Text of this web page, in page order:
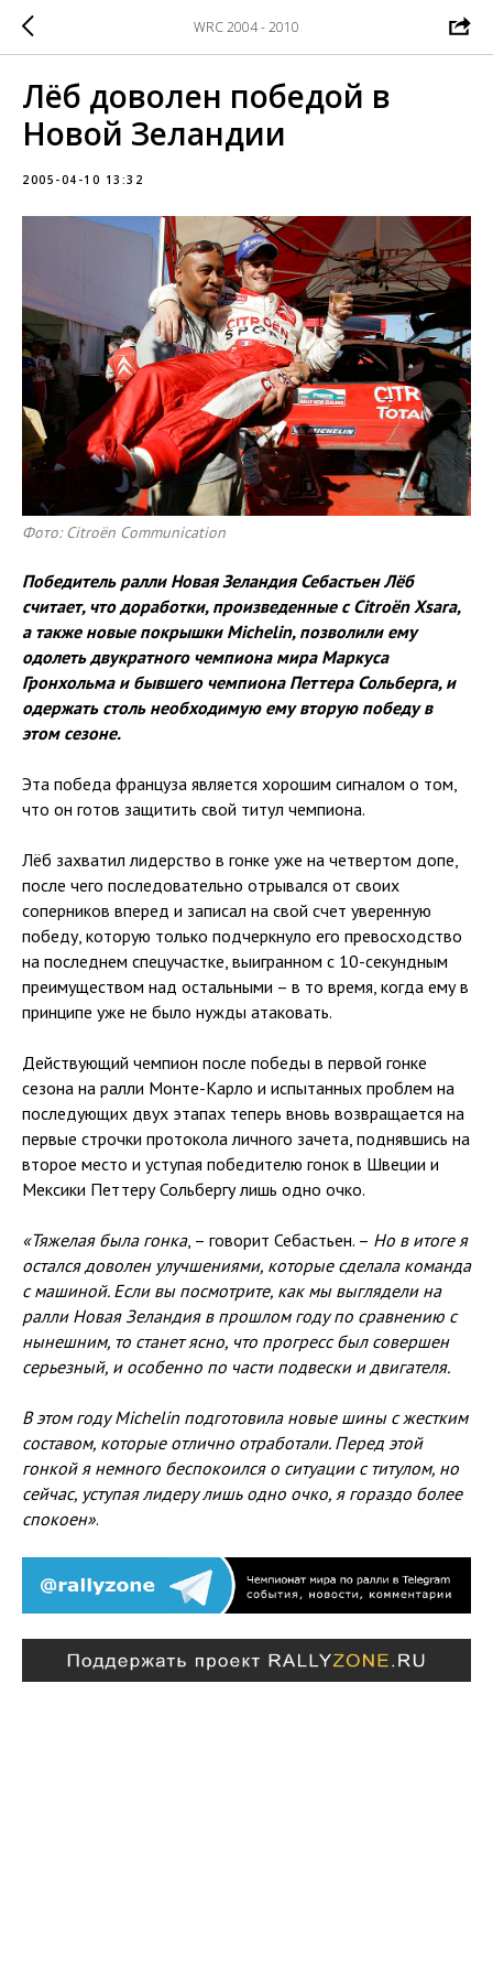
WRC 2004 - 2010
Лёб доволен победой в
Новой Зеландии
2005-04-10 13:32
Фото: Citroën Communication
Победитель ралли Новая Зеландия Себастьен Лёб
считает, что доработки, произведенные с Citroën Xsara,
а также новые покрышки Michelin, позволили ему
одолеть двукратного чемпиона мира Маркуса
Гронхольма и бывшего чемпиона Петтера Сольберга, и
одержать столь необходимую ему вторую победу в
этом сезоне.
Эта победа француза является хорошим сигналом о том,
что он готов защитить свой титул чемпиона.
Лёб захватил лидерство в гонке уже на четвертом допе,
после чего последовательно отрывался от своих
соперников вперед и записал на свой счет уверенную
победу, которую только подчеркнуло его превосходство
на последнем спецучастке, выигранном с 10-секундным
преимуществом над остальными – в то время, когда ему в
принципе уже не было нужды атаковать.
Действующий чемпион после победы в первой гонке
сезона на ралли Монте-Карло и испытанных проблем на
последующих двух этапах теперь вновь возвращается на
первые строчки протокола личного зачета, поднявшись на
второе место и уступая победителю гонок в Швеции и
Мексики Петтеру Сольбергу лишь одно очко.
«Тяжелая была гонка, – говорит Себастьен. – Но в итоге я
остался доволен улучшениями, которые сделала команда
с машиной. Если вы посмотрите, как мы выглядели на
ралли Новая Зеландия в прошлом году по сравнению с
нынешним, то станет ясно, что прогресс был совершен
серьезный, и особенно по части подвески и двигателя.
В этом году Michelin подготовила новые шины с жестким
составом, которые отлично отработали. Перед этой
гонкой я немного беспокоился о ситуации с титулом, но
сейчас, уступая лидеру лишь одно очко, я гораздо более
спокоен».